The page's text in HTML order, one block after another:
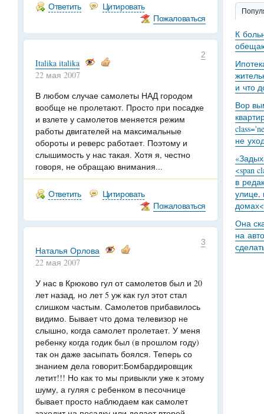
Ответить
Цитировать
Пожаловаться
2
Italika italika
22 мая 2007
В любом случае самолеты НАД городом
вообще не пролетают. Просто при посадке
и взлете у самолетов меняется режим
работы двигателей на максимальные
обороты и реверс работает. Поэтому и
слышимость у нас такая. Хотя я, честно
говоря, не обращаю внимания...
Ответить
Цитировать
Пожаловаться
3
Наталья Орлова
22 мая 2007
У нас в Крюково гул от самолетов был и 20
лет назад, но лет 5 уж как гул этот стал
слишком частым. Самолетов прибавилось
видимо. Бывает что дома телевизор не
слышно, когда самолет пролетает. У меня
ребенку когда годик был (в прошлом году)
так он даже засыпать боялся. Теперь со
знанием дела говорит:Бомбардировщик
летит!!! Но как то мы привыкли уже к этому
шуму, а гуляя с ребенком в песочнице
бывает просто наблюдаем как самолет
К
и что
Вор
не
<span
в
улице,
Она
на